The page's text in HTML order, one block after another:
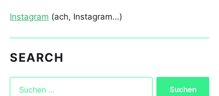
Instagram (ach, Instagram…)
SEARCH